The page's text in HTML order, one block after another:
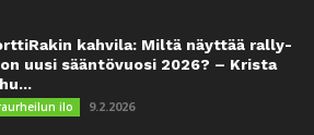
kahvila: Miltä näyttää rally-
uusi sääntövuosi 2026? – Krista
ilo 9.2.2026